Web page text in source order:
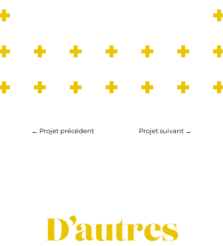
← Projet précédent Projet suivant →
D’autres